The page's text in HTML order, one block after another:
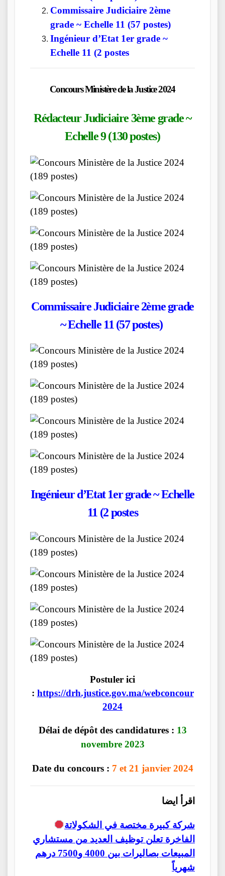
Commissaire Judiciaire 2ème
grade ~ Echelle 11 (57 postes)
Ingénieur d’Etat 1er grade ~
Echelle 11 (2 postes
Concours Ministère de la Justice 2024
Rédacteur Judiciaire 3ème grade ~
Echelle 9 (130postes)
Commissaire Judiciaire 2ème grade
~ Echelle 11 (57postes)
Ingénieur d’Etat 1er grade ~ Echelle
11 (2postes
Postuler ici
: https://drh.justice.gov.ma/webconcour
2024
Délai de dépôt des candidatures : 13
novembre 2023
Date du concours : 7 et 21 janvier 2024
اقرأ ايضا
شركة كبيرة مختصة في الشكولاتة
الفاخرة تعلن توظيف العديد من مستشاري
المبيعات بصاليرات بين 4000 و7500 درهم
شهرياً